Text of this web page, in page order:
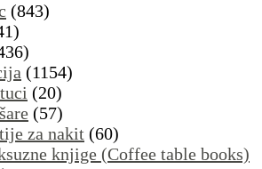
(843)
(1154)
(20)
(57)
za nakit (60)
knjige (Coffee table books)